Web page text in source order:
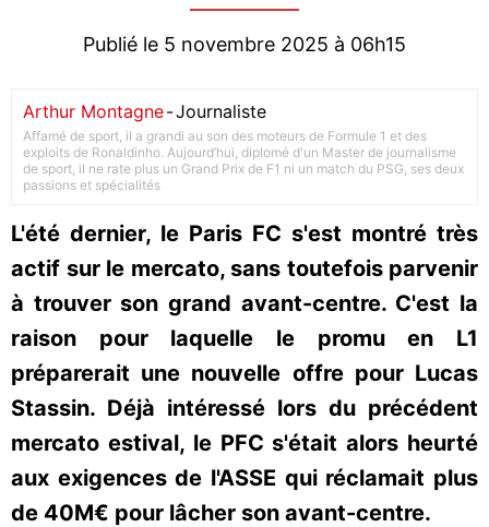
Publié le 5 novembre 2025 à 06h15
Arthur Montagne-Journaliste
Affamé de sport, il a grandi au son des moteurs de Formule 1 et des
exploits de Ronaldinho. Aujourd’hui, diplomé d'un Master de journalisme
de sport, il ne rate plus un Grand Prix de F1 ni un match du PSG, ses deux
passions et spécialités
L'été dernier, le Paris FC s'est montré très
actif sur le mercato, sans toutefois parvenir
à trouver son grand avant-centre. C'est la
raison pour laquelle le promu en L1
préparerait une nouvelle offre pour Lucas
Stassin. Déjà intéressé lors du précédent
mercato estival, le PFC s'était alors heurté
aux exigences de l'ASSE qui réclamait plus
de 40M€ pour lâcher son avant-centre.